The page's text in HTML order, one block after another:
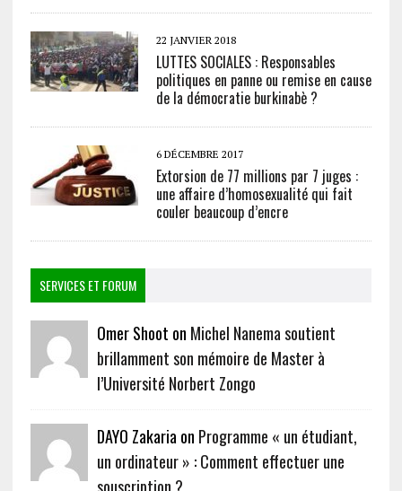
22 JANVIER 2018
LUTTES SOCIALES : Responsables
politiques en panne ou remise en cause
de la démocratie burkinabè ?
6 DÉCEMBRE 2017
Extorsion de 77 millions par 7 juges :
une affaire d’homosexualité qui fait
couler beaucoup d’encre
SERVICES ET FORUM
Omer Shoot on Michel Nanema soutient
brillamment son mémoire de Master à
l’Université Norbert Zongo
DAYO Zakaria on Programme « un étudiant,
un ordinateur » : Comment effectuer une